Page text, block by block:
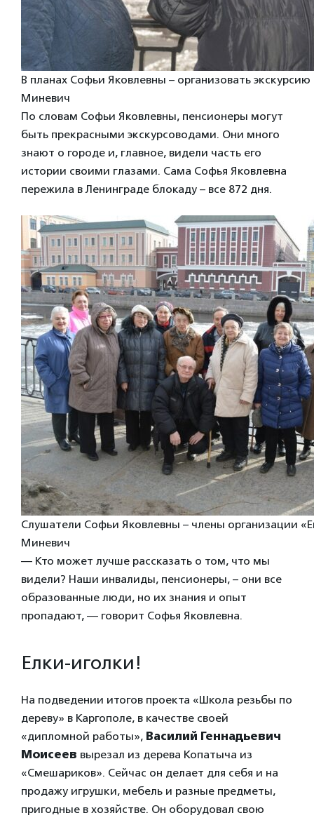
В планах Софьи Яковлевны – организовать
Миневич
По словам Софьи Яковлевны, пенсионеры могут
быть прекрасными экскурсоводами. Они много
знают о городе и, главное, видели часть его
истории своими глазами. Сама Софья Яковлевна
пережила в Ленинграде блокаду – все 872 дня.
Слушатели Софьи Яковлевны – члены организации
Миневич
— Кто может лучше рассказать о том, что мы
видели? Наши инвалиды, пенсионеры, – они все
образованные люди, но их знания и опыт
пропадают, — говорит Софья Яковлевна.
Елки-иголки!
На подведении итогов проекта «Школа резьбы по
дереву» в Каргополе, в качестве своей
«дипломной работы», Василий Геннадьевич
Моисеев вырезал из дерева Копатыча из
«Смешариков». Сейчас он делает для себя и на
продажу игрушки, мебель и разные предметы,
пригодные в хозяйстве. Он оборудовал свою